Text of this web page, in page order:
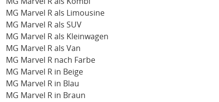
MG Marvel R als Limousine
MG Marvel R als SUV
MG Marvel R als Kleinwagen
MG Marvel R als Van
MG Marvel R nach Farbe
MG Marvel R in Beige
MG Marvel R in Blau
MG Marvel R in Braun